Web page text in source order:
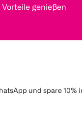
Vorteile genießen
und spare 10%